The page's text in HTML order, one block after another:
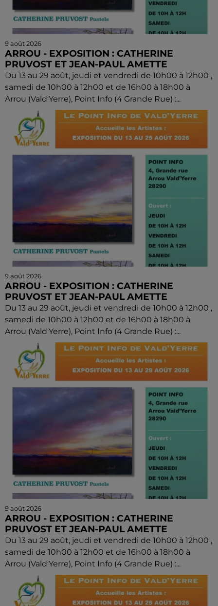
9 août 2026
ARROU - EXPOSITION : CATHERINE
PRUVOST ET JEAN-PAUL AMETTE
Du 13 au 29 août, jeudi et vendredi de 10h00 à 12h00 ,
samedi de 10h00 à 12h00 et de 16h00 à 18h00 à
Arrou (Vald'Yerre), Point Info (4 Grande Rue) :...
9 août 2026
ARROU - EXPOSITION : CATHERINE
PRUVOST ET JEAN-PAUL AMETTE
Du 13 au 29 août, jeudi et vendredi de 10h00 à 12h00 ,
samedi de 10h00 à 12h00 et de 16h00 à 18h00 à
Arrou (Vald'Yerre), Point Info (4 Grande Rue) :...
9 août 2026
ARROU - EXPOSITION : CATHERINE
PRUVOST ET JEAN-PAUL AMETTE
Du 13 au 29 août, jeudi et vendredi de 10h00 à 12h00 ,
samedi de 10h00 à 12h00 et de 16h00 à 18h00 à
Arrou (Vald'Yerre), Point Info (4 Grande Rue) :...